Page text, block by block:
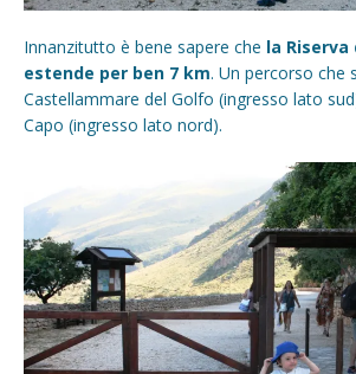
Innanzitutto è bene sapere che la
estende per ben 7 km. Un percorso che
Castellammare del Golfo (ingresso lato
Capo (ingresso lato nord).